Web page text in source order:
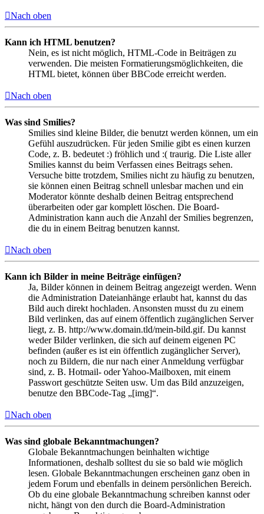
Nach oben
Kann ich HTML benutzen?
Nein, es ist nicht möglich, HTML-Code in Beiträgen zu
verwenden. Die meisten Formatierungsmöglichkeiten, die
HTML bietet, können über BBCode erreicht werden.
Nach oben
Was sind Smilies?
Smilies sind kleine Bilder, die benutzt werden können, um ein
Gefühl auszudrücken. Für jeden Smilie gibt es einen kurzen
Code, z. B. bedeutet :) fröhlich und :( traurig. Die Liste aller
Smilies kannst du beim Verfassen eines Beitrags sehen.
Versuche bitte trotzdem, Smilies nicht zu häufig zu benutzen,
sie können einen Beitrag schnell unlesbar machen und ein
Moderator könnte deshalb deinen Beitrag entsprechend
überarbeiten oder gar komplett löschen. Die Board-
Administration kann auch die Anzahl der Smilies begrenzen,
die du in einem Beitrag benutzen kannst.
Nach oben
Kann ich Bilder in meine Beiträge einfügen?
Ja, Bilder können in deinem Beitrag angezeigt werden. Wenn
die Administration Dateianhänge erlaubt hat, kannst du das
Bild auch direkt hochladen. Ansonsten musst du zu einem
Bild verlinken, das auf einem öffentlich zugänglichen Server
liegt, z. B. http://www.domain.tld/mein-bild.gif. Du kannst
weder Bilder verlinken, die sich auf deinem eigenen PC
befinden (außer es ist ein öffentlich zugänglicher Server),
noch zu Bildern, die nur nach einer Anmeldung verfügbar
sind, z. B. Hotmail- oder Yahoo-Mailboxen, mit einem
Passwort geschützte Seiten usw. Um das Bild anzuzeigen,
benutze den BBCode-Tag „[img]“.
Nach oben
Was sind globale Bekanntmachungen?
Globale Bekanntmachungen beinhalten wichtige
Informationen, deshalb solltest du sie so bald wie möglich
lesen. Globale Bekanntmachungen erscheinen ganz oben in
jedem Forum und ebenfalls in deinem persönlichen Bereich.
Ob du eine globale Bekanntmachung schreiben kannst oder
nicht, hängt von den durch die Board-Administration